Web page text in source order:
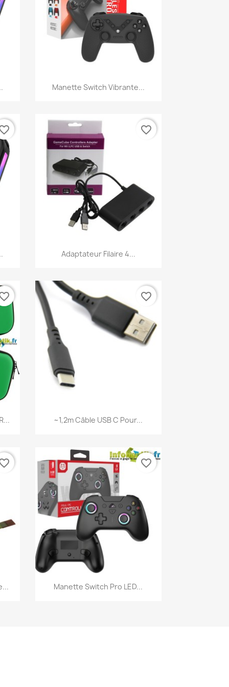
Aperçu rapide
Manette Switch Vibrante...
Aperçu rapide
Adaptateur Filaire 4...
favorite_border
Aperçu rapide
~1,2m Câble USB C Pour...
favorite_border
Aperçu rapide
Manette Switch Pro LED...
favorite_border